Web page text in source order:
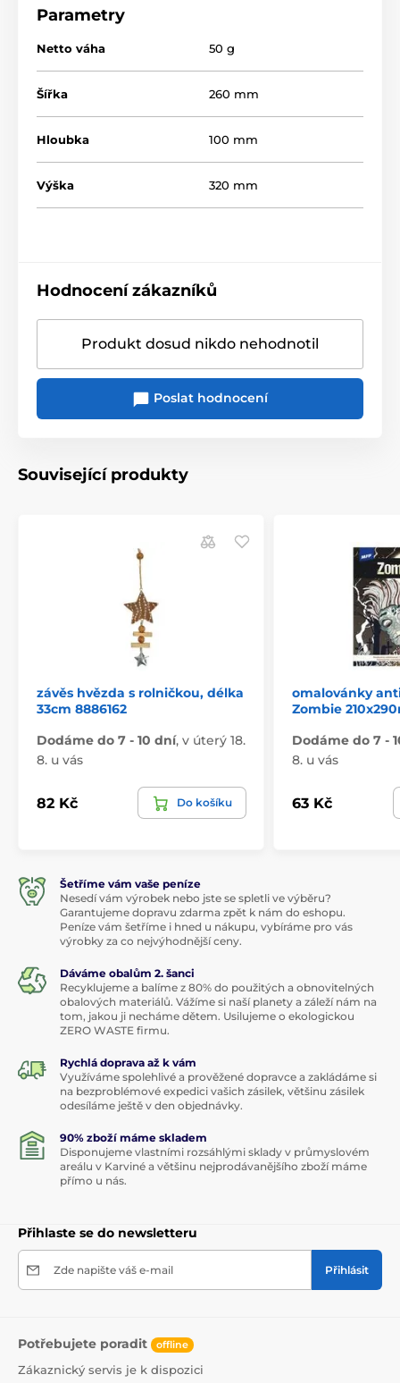
Parametry
Netto váha 50 g
Šířka 260 mm
Hloubka 100 mm
Výška 320 mm
Hodnocení zákazníků
Produkt dosud nikdo nehodnotil
Poslat hodnocení
Související produkty
závěs hvězda s rolničkou, délka
33cm 8886162
Dodáme do 7 - 10 dní, v úterý 18.
8. u vás
82 Kč Do košíku
omalovánky
Zombie
Dodáme do 7 -
8. u vás
63 Kč
Šetříme vám vaše peníze
Nesedí vám výrobek nebo jste se spletli ve výběru?
Garantujeme dopravu zdarma zpět k nám do eshopu.
Peníze vám šetříme i hned u nákupu, vybíráme pro vás
výrobky za co nejvýhodnější ceny.
Dáváme obalům 2. šanci
Recyklujeme a balíme z 80% do použitých a obnovitelných
obalových materiálů. Vážíme si naší planety a záleží nám na
tom, jakou ji necháme dětem. Usilujeme o ekologickou
ZERO WASTE firmu.
Rychlá doprava až k vám
Využíváme spolehlivé a prověžené dopravce a zakládáme si
na bezproblémové expedici vašich zásilek, většinu zásilek
odesíláme ještě v den objednávky.
90% zboží máme skladem
Disponujeme vlastními rozsáhlými sklady v průmyslovém
areálu v Karviné a většinu nejprodávanějšího zboží máme
přímo u nás.
Přihlaste se do newsletteru
Zde napište váš e-mail Přihlásit
Potřebujete poradit offline
Zákaznický servis je k dispozici